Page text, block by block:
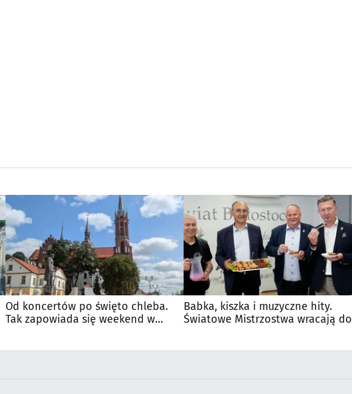
Od koncertów po święto chleba.
Tak zapowiada się weekend w
Babka, kiszka i muzyczne hity.
Światowe Mistrzostwa wracają do